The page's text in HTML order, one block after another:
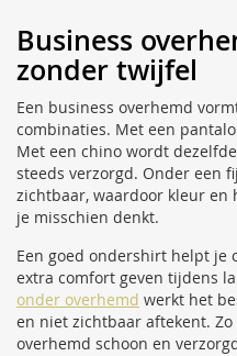
Business
zonder twijfel
Een business overhemd
combinaties. Met een
Met een chino wordt
steeds verzorgd. Onder een
zichtbaar, waardoor kleur
je misschien denkt.
Een goed ondershirt helpt je
extra comfort geven tijdens
onder overhemd werkt het
en niet zichtbaar aftekent.
overhemd schoon en